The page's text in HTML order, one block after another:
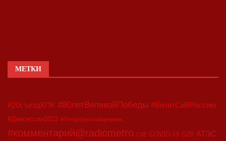
МЕТКИ
#20съездКПК #80летВеликойПобеды #ВизитСиВРоссию
#Двесессии2023 #Петербургскийдневник
#комментарий@radiometro CIIE COVID-19 G20 АТЭС